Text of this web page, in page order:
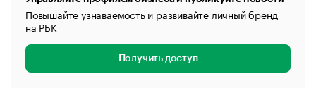
Повышайте узнаваемость и развивайте личный бренд
на РБК
Получить доступ